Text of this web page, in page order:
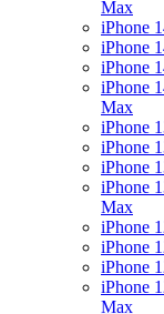
Max
iPhone
iPhone
iPhone
iPhone
Max
iPhone
iPhone
iPhone
iPhone
Max
iPhone
iPhone
iPhone
iPhone
Max